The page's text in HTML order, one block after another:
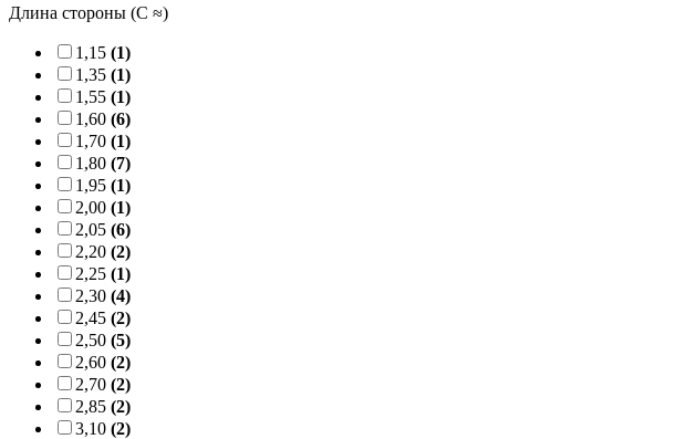
Длина стороны (C ≈)
1,15 (1)
1,35 (1)
1,55 (1)
1,60 (6)
1,70 (1)
1,80 (7)
1,95 (1)
2,00 (1)
2,05 (6)
2,20 (2)
2,25 (1)
2,30 (4)
2,45 (2)
2,50 (5)
2,60 (2)
2,70 (2)
2,85 (2)
3,10 (2)